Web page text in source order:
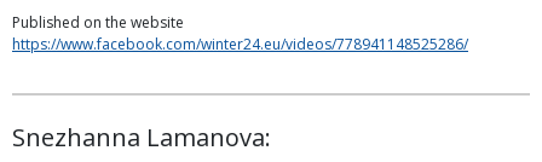
Published on the website
https://www.facebook.com/winter24.eu/videos/778941148525286/
Snezhanna Lamanova: